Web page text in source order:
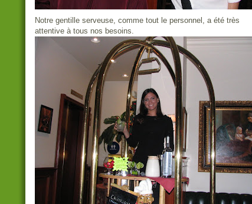
Notre gentille serveuse, comme tout le personnel, a été très
attentive à tous nos besoins.